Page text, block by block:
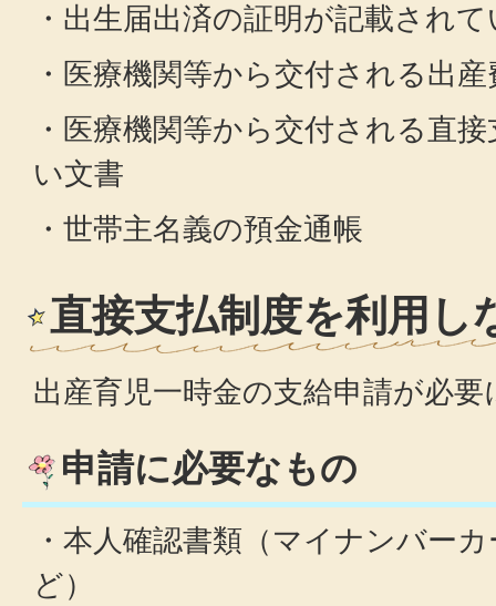
・出生届出済の証明が記載され
・医療機関等から交付される出
・医療機関等から交付される直
い文書
・世帯主名義の預金通帳
直接支払制度を利用し
出産育児一時金の支給申請が必
申請に必要なもの
・本人確認書類（マイナンバー
ど）